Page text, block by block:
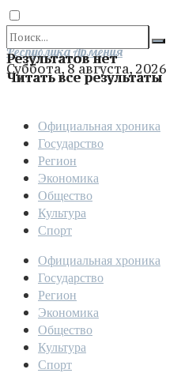
Результатов нет
Читать все результаты
Отправить
Республика Армения
Суббота, 8 августа, 2026
Официальная хроника
Государство
Регион
Экономика
Общество
Культура
Спорт
Официальная хроника
Государство
Регион
Экономика
Общество
Культура
Спорт